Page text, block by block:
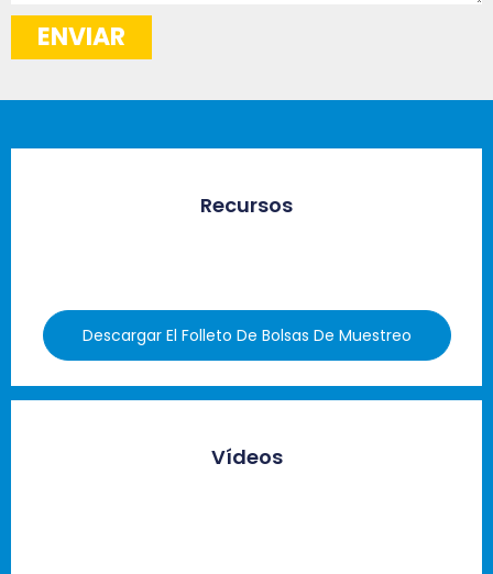
ENVIAR
Recursos
Descargar El Folleto De Bolsas De Muestreo
Vídeos